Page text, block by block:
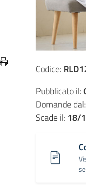
Codice:
Pubblicato il:
Domande dal:
Scade il: 18/